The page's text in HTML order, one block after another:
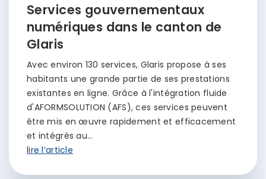
Services gouvernementaux
numériques dans le canton de
Glaris
Avec environ 130 services, Glaris propose à ses
habitants une grande partie de ses prestations
existantes en ligne. Grâce à l'intégration fluide
d'AFORMSOLUTION (AFS), ces services peuvent
être mis en œuvre rapidement et efficacement
et intégrés au…
lire l’article